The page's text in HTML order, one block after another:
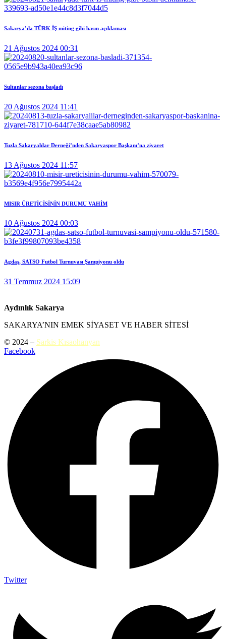
Sakarya’da TÜRK İŞ miting gibi basın açıklaması
21 Ağustos 2024 00:31
Sultanlar sezona başladı
20 Ağustos 2024 11:41
Tuzla Sakaryalılar Derneği’nden Sakaryaspor Başkanı’na ziyaret
13 Ağustos 2024 11:57
MISIR ÜRETİCİSİNİN DURUMU VAHİM
10 Ağustos 2024 00:03
Agdaş, SATSO Futbol Turnuvası Şampiyonu oldu
31 Temmuz 2024 15:09
Aydınlık Sakarya
SAKARYA’NIN EMEK SİYASET VE HABER SİTESİ
© 2024 – Sarkis Kısaohanyan
Facebook
Twitter